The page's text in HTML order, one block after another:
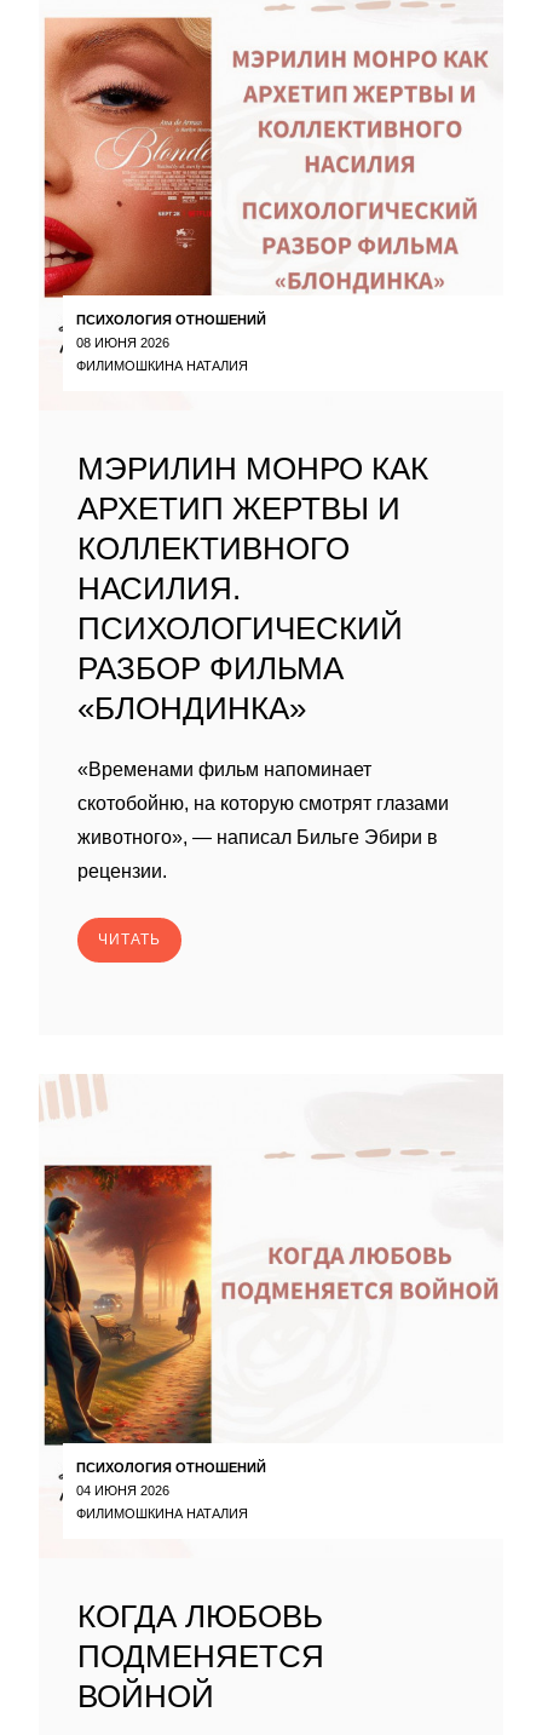
ПСИХОЛОГИЯ ОТНОШЕНИЙ
08 ИЮНЯ 2026
ФИЛИМОШКИНА НАТАЛИЯ
МЭРИЛИН МОНРО КАК
АРХЕТИП ЖЕРТВЫ И
КОЛЛЕКТИВНОГО
НАСИЛИЯ.
ПСИХОЛОГИЧЕСКИЙ
РАЗБОР ФИЛЬМА
«БЛОНДИНКА»
«Временами фильм напоминает
скотобойню, на которую смотрят глазами
животного», — написал Бильге Эбири в
рецензии.
ЧИТАТЬ
ПСИХОЛОГИЯ ОТНОШЕНИЙ
04 ИЮНЯ 2026
ФИЛИМОШКИНА НАТАЛИЯ
КОГДА ЛЮБОВЬ
ПОДМЕНЯЕТСЯ
ВОЙНОЙ